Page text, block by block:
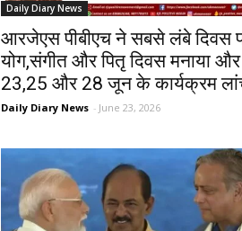
Daily Diary News
आरजेएस पीबीएच ने सबसे लंबे दिवस
योग,संगीत और पितृ दिवस मनाया
23,25 और 28 जून के कार्यक्रम
Daily Diary News - June 23, 2026